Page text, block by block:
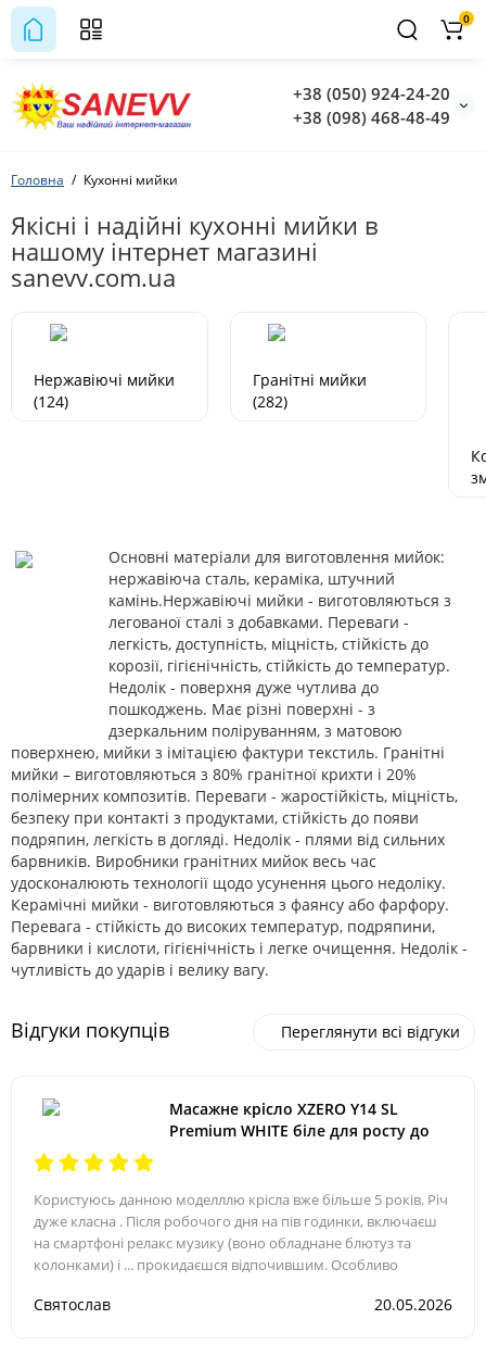
+38 (050) 924-24-20
+38 (098) 468-48-49
0
Головна Кухонні мийки
Якісні і надійні кухонні мийки в
нашому інтернет магазині
sanevv.com.ua
Нержавіючі мийки
(124)
Гранітні мийки
(282)
Основні матеріали для виготовлення мийок:
нержавіюча сталь, кераміка, штучний
камінь.Нержавіючі мийки - виготовляються з
легованої сталі з добавками. Переваги -
легкість, доступність, міцність, стійкість до
корозії, гігієнічність, стійкість до температур.
Недолік - поверхня дуже чутлива до
пошкоджень. Має різні поверхні - з
дзеркальним поліруванням, з матовою
поверхнею, мийки з імітацією фактури текстиль. Гранітні
мийки – виготовляються з 80% гранітної крихти і 20%
полімерних композитів. Переваги - жаростійкість, міцність,
безпеку при контакті з продуктами, стійкість до появи
подряпин, легкість в догляді. Недолік - плями від сильних
барвників. Виробники гранітних мийок весь час
удосконалюють технології щодо усунення цього недоліку.
Керамічні мийки - виготовляються з фаянсу або фарфору.
Перевага - стійкість до високих температур, подряпини,
барвники і кислоти, гігієнічність і легке очищення. Недолік -
чутливість до ударів і велику вагу.
Відгуки покупців Переглянути всі відгуки
Масажне крісло XZERO Y14 SL
Premium WHITE біле для росту до
Користуюсь данною моделллю крісла вже більше 5 років. Річ
дуже класна . Після робочого дня на пів годинки, включаєш
на смартфоні релакс музику (воно обладнане блютуз та
колонками) і ... прокидаєшся відпочившим. Особливо
Святослав 20.05.2026